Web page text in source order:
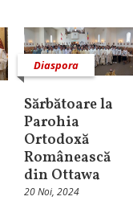
Diaspora
Sărbătoare la
Parohia
Ortodoxă
Românească
din Ottawa
20 Noi, 2024